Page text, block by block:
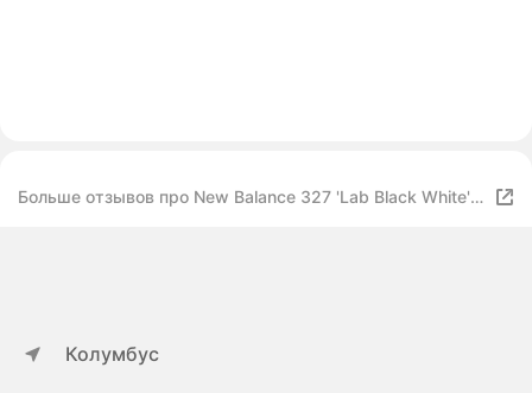
Больше отзывов про New Balance 327 'Lab Black White'
Колумбус